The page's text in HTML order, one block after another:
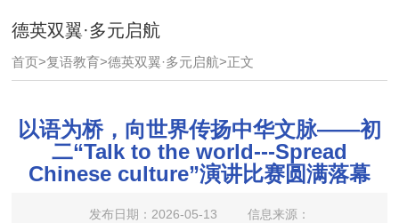
德英双翼·多元启航
首页>复语教育>德英双翼·多元启航>正文
以语为桥，向世界传扬中华文脉——初
二“Talk to the world---Spread
Chinese culture”演讲比赛圆满落幕
发布日期：2026-05-13 信息来源：